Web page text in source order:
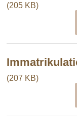
(205 KB)
(207 KB)